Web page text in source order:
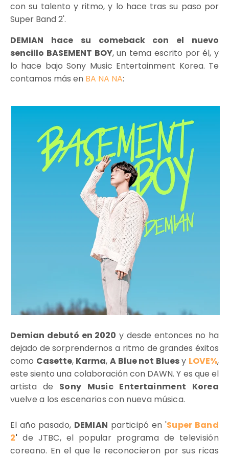
con su talento y ritmo, y lo hace tras su paso por
Super Band 2'.
DEMIAN hace su comeback con el nuevo
sencillo BASEMENT BOY, un tema escrito por él, y
lo hace bajo Sony Music Entertainment Korea. Te
contamos más en BA NA NA:
Demian debutó en 2020 y desde entonces no ha
dejado de sorprendernos a ritmo de grandes éxitos
como Casette, Karma, A Blue not Bluesy LOVE%,
este siento una colaboración con DAWN. Y es que el
artista de Sony Music Entertainment Korea
vuelve a los escenarios con nueva música.
El año pasado, DEMIAN participó en 'Super Band
2' de JTBC, el popular programa de televisión
coreano. En el que le reconocieron por sus ricas